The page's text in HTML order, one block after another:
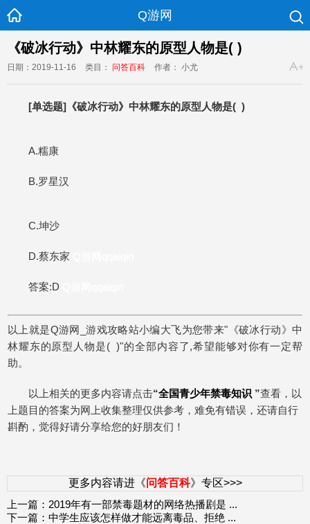
Q游网
《破冰行动》中林耀东的原型人物是( )
日期：2019-11-16 类目： 问答百科 作者： 小尤
[单选题]《破冰行动》中林耀东的原型人物是( )
A.糯康
B.罗星汉
C.坤沙
D.蔡东家
答案:D
以上就是Q游网_游戏攻略站小编大飞为您带来" 《破冰行动》中
林耀东的原型人物是( )"的全部内容了,希望能够对你有一定帮
助。
以上相关的更多内容请点击“全国青少年禁毒知识 ”查看，以
上题目的答案为网上收集整理仅供参考，难免有错误，还请自行
斟酌，觉得好请分享给您的好朋友们！
更多内容请进《问答百科》专区>>>
上一篇： 2019年有一部禁毒题材的网络热播剧是 ...
下一篇： 中学生应该怎样做才能远离毒品、拒绝 ...